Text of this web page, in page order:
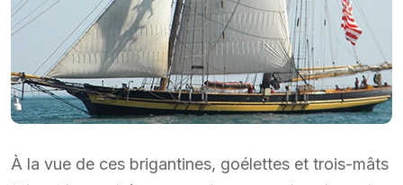
À la vue de ces brigantines, goélettes et trois-mâts